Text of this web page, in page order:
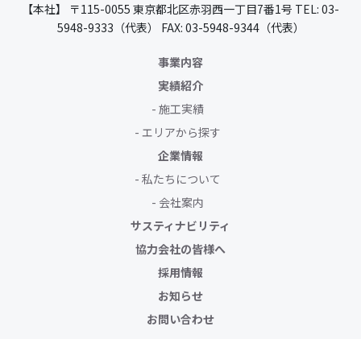
【本社】 〒115-0055 東京都北区赤羽西一丁目7番1号 TEL: 03-
5948-9333（代表）
FAX: 03-5948-9344（代表）
事業内容
実績紹介
施工実績
エリアから探す
企業情報
私たちについて
会社案内
サスティナビリティ
協力会社の皆様へ
採用情報
お知らせ
お問い合わせ